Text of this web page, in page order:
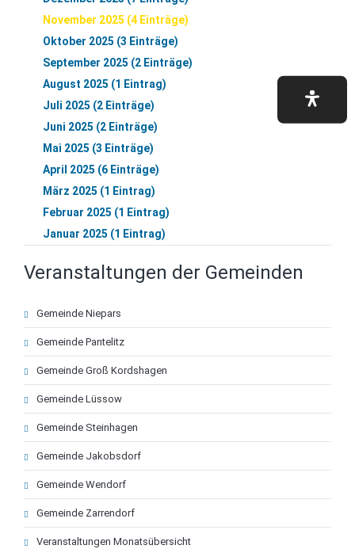
November 2025 (4 Einträge)
Oktober 2025 (3 Einträge)
September 2025 (2 Einträge)
August 2025 (1 Eintrag)
Juli 2025 (2 Einträge)
Juni 2025 (2 Einträge)
Mai 2025 (3 Einträge)
April 2025 (6 Einträge)
März 2025 (1 Eintrag)
Februar 2025 (1 Eintrag)
Januar 2025 (1 Eintrag)
Veranstaltungen der Gemeinden
Navigation
überspringen
Gemeinde Niepars
Gemeinde Pantelitz
Gemeinde Groß Kordshagen
Gemeinde Lüssow
Gemeinde Steinhagen
Gemeinde Jakobsdorf
Gemeinde Wendorf
Gemeinde Zarrendorf
Veranstaltungen Monatsübersicht